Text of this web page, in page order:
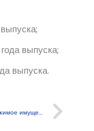
выпуска;
выпуска.
Аукцион (движимое имущество)